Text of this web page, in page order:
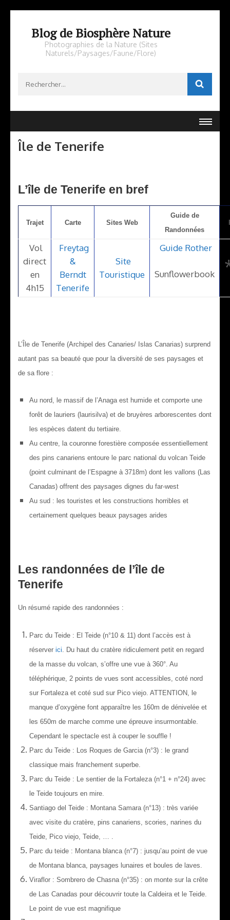
Blog de Biosphère Nature
Photographies de la Nature (Sites
Naturels/Paysages/Faune/Flore)
Île de Tenerife
L’île de Tenerife en bref
Trajet Carte Sites Web
Guide de
Randonnées
Vol
direct
en
4h15
Freytag
&
Berndt
Tenerife
Site
Touristique
Guide Rother
Sunflowerbook
L’Île de Tenerife (Archipel des Canaries/ Islas Canarias) surprend
autant pas sa beauté que pour la diversité de ses paysages et
de sa flore :
Au nord, le massif de l’Anaga est humide et comporte une
forêt de lauriers (laurisilva) et de bruyères arborescentes dont
les espèces datent du tertiaire.
Au centre, la couronne forestière composée essentiellement
des pins canariens entoure le parc national du volcan Teide
(point culminant de l’Espagne à 3718m) dont les vallons (Las
Canadas) offrent des paysages dignes du far-west
Au sud : les touristes et les constructions horribles et
certainement quelques beaux paysages arides
Les randonnées de l’île de
Tenerife
Un résumé rapide des randonnées :
Parc du Teide : El Teide (n°10 & 11) dont l’accès est à
réserver ici . Du haut du cratère ridiculement petit en regard
de la masse du volcan, s’offre une vue à 360°. Au
téléphérique, 2 points de vues sont accessibles, coté nord
sur Fortaleza et coté sud sur Pico viejo. ATTENTION, le
manque d’oxygène font apparaître les 160m de dénivelée et
les 650m de marche comme une épreuve insurmontable.
Cependant le spectacle est à couper le souffle !
Parc du Teide : Los Roques de Garcia (n°3) : le grand
classique mais franchement superbe.
Parc du Teide : Le sentier de la Fortaleza (n°1 + n°24) avec
le Teide toujours en mire.
Santiago del Teide : Montana Samara (n°13) : très variée
avec visite du cratère, pins canariens, scories, narines du
Teide, Pico viejo, Teide, … .
Parc du teide : Montana blanca (n°7) : jusqu’au point de vue
de Montana blanca, paysages lunaires et boules de laves.
Viraflor : Sombrero de Chasna (n°35) : on monte sur la crête
de Las Canadas pour découvrir toute la Caldeira et le Teide.
Le point de vue est magnifique